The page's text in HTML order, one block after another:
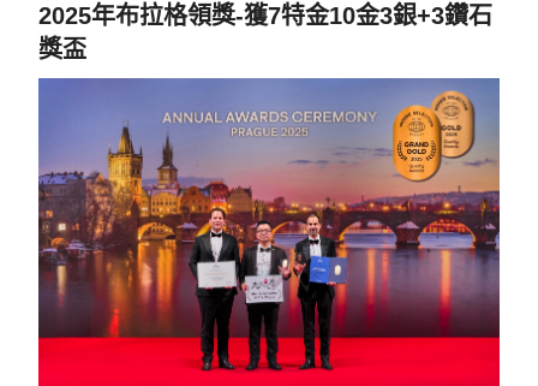
2025年布拉格領獎-獲7特金10金3銀+3鑽石
獎盃